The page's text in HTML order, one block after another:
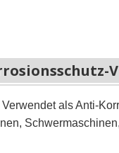
Verwendet als Anti-